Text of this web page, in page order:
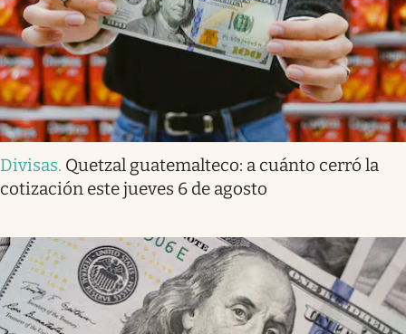
Divisas. Quetzal guatemalteco: a cuánto cerró la
cotización este jueves 6 de agosto